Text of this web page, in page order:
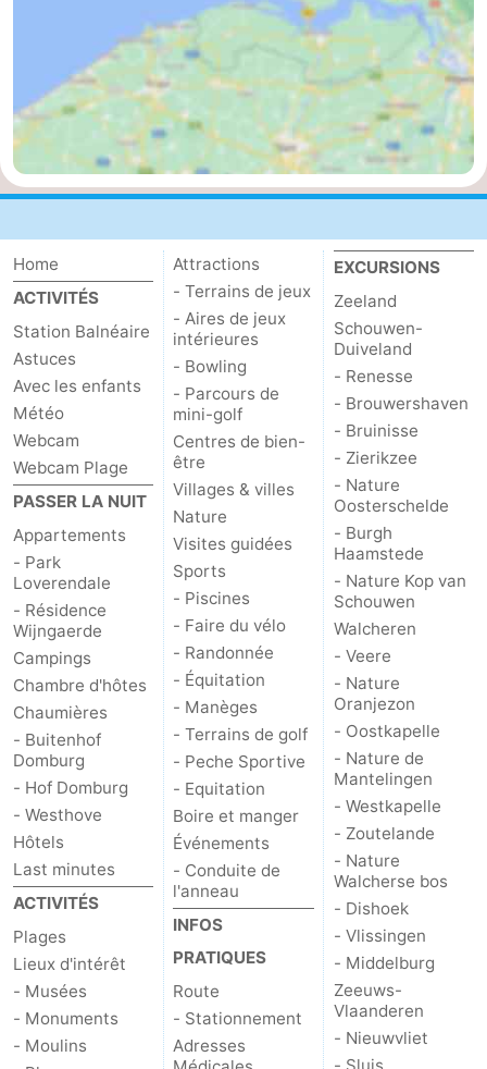
Nature
Het
Zwin
Météo
Contact
Home
ACTIVITÉS
Station Balnéaire
Astuces
Avec les enfants
Météo
Webcam
Webcam Plage
PASSER LA NUIT
Appartements
- Park
Loverendale
- Résidence
Wijngaerde
Campings
Chambre d'hôtes
Chaumières
- Buitenhof
Domburg
- Hof Domburg
- Westhove
Hôtels
Last minutes
ACTIVITÉS
Plages
Lieux d'intérêt
- Musées
- Monuments
- Moulins
Attractions
- Terrains de jeux
- Aires de jeux
intérieures
- Bowling
- Parcours de
mini-golf
Centres de bien-
être
Villages & villes
Nature
Visites guidées
Sports
- Piscines
- Faire du vélo
- Randonnée
- Équitation
- Manèges
- Terrains de golf
- Peche Sportive
- Equitation
Boire et manger
Événements
- Conduite de
l'anneau
INFOS
PRATIQUES
Route
- Stationnement
Adresses
EXCURSIONS
Zeeland
Schouwen-
Duiveland
- Renesse
- Brouwershaven
- Bruinisse
- Zierikzee
- Nature
Oosterschelde
- Burgh
Haamstede
- Nature Kop van
Schouwen
Walcheren
- Veere
- Nature
Oranjezon
- Oostkapelle
- Nature de
Mantelingen
- Westkapelle
- Zoutelande
- Nature
Walcherse bos
- Dishoek
- Vlissingen
- Middelburg
Zeeuws-
Vlaanderen
- Nieuwvliet